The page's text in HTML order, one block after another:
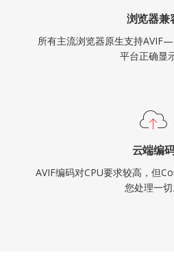
浏览器兼
所有主流浏览器原生支持
平台正确显
云端编
AVIF编码对CPU要求较高，但
您处理一切